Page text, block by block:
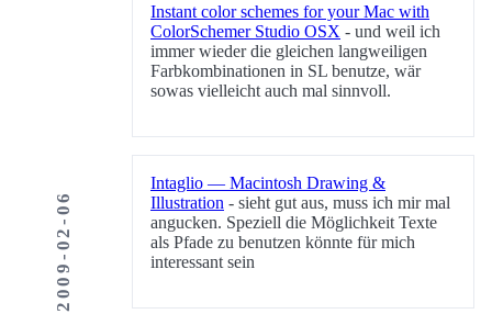
2009-02-06
Instant color schemes for your Mac with
ColorSchemer Studio OSX - und weil ich
immer wieder die gleichen langweiligen
Farbkombinationen in SL benutze, wär
sowas vielleicht auch mal sinnvoll.
Intaglio — Macintosh Drawing &
Illustration - sieht gut aus, muss ich mir mal
angucken. Speziell die Möglichkeit Texte
als Pfade zu benutzen könnte für mich
interessant sein